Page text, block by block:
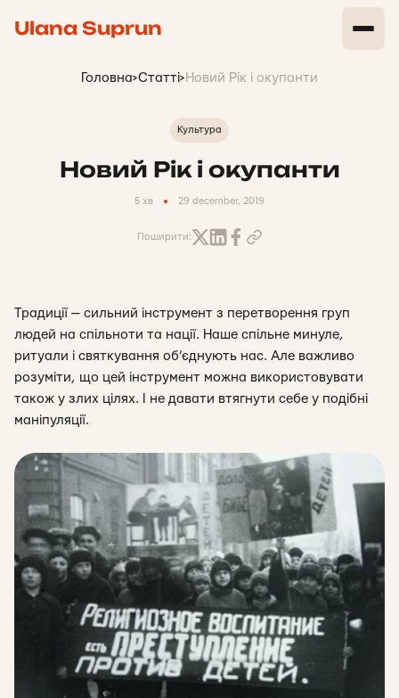
Ulana Suprun
Головна>Статті> Новий Рік і окупанти
Культура
Новий Рік і окупанти
5 хв 29 december, 2019
Поширити:
Традиції — сильний інструмент з перетворення груп
людей на спільноти та нації. Наше спільне минуле,
ритуали і святкування об’єднують нас. Але важливо
розуміти, що цей інструмент можна використовувати
також у злих цілях. І не давати втягнути себе у подібні
маніпуляції.